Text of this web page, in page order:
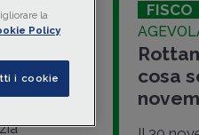
FISCO
cosa
la
Policy
i cookie